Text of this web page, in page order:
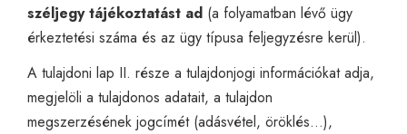
széljegy tájékoztatást ad (a folyamatban lévő ügy
érkeztetési száma és az ügy típusa feljegyzésre kerül).
A tulajdoni lap II. része a tulajdonjogi információkat adja,
megjelöli a tulajdonos adatait, a tulajdon
megszerzésének jogcímét (adásvétel, öröklés…),